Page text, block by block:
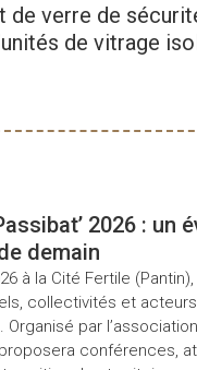
de verre de
de vitrage
2026 : un
demain
à la Cité Fertile
collectivités et
Organisé par
conférences,